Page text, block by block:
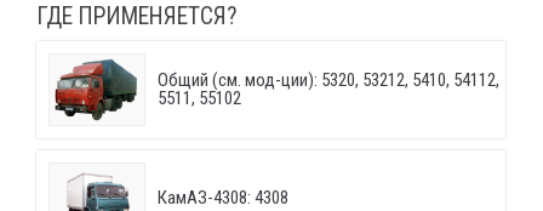
ГДЕ ПРИМЕНЯЕТСЯ?
Общий (см. мод-ции): 5320, 53212, 5410, 54112,
5511, 55102
КамАЗ-4308: 4308